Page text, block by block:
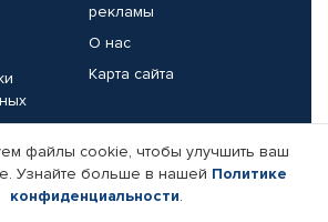
рекламы
О нас
Карта сайта
Реквизиты компании
файлы cookie, чтобы улучшить ваш
Узнайте больше в нашей Политике
конфиденциальности.